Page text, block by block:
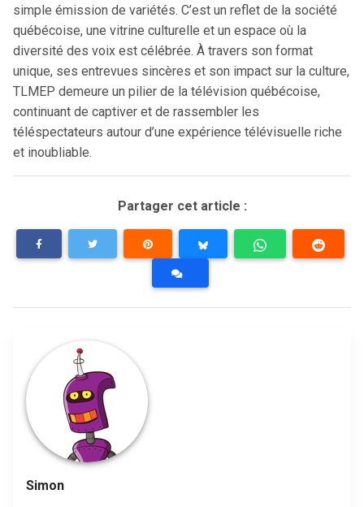
simple émission de variétés. C’est un reflet de la société
québécoise, une vitrine culturelle et un espace où la
diversité des voix est célébrée. À travers son format
unique, ses entrevues sincères et son impact sur la culture,
TLMEP demeure un pilier de la télévision québécoise,
continuant de captiver et de rassembler les
téléspectateurs autour d’une expérience télévisuelle riche
et inoubliable.
Partager cet article :
Simon